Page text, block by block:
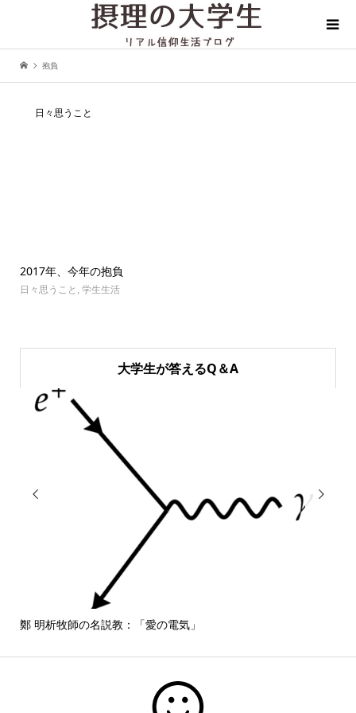
抱負
日々思うこと
2017年、今年の抱負
日々思うこと 学生生活
大学生が答えるQ＆A

鄭 明析牧師の名説教：「愛の電気」
